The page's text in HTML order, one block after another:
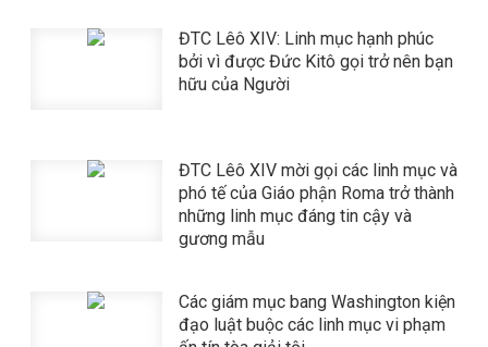
ĐTC Lêô XIV: Linh mục hạnh phúc
bởi vì được Đức Kitô gọi trở nên bạn
hữu của Người
ĐTC Lêô XIV mời gọi các linh mục và
phó tế của Giáo phận Roma trở thành
những linh mục đáng tin cậy và
gương mẫu
​​​​​​​Các giám mục bang Washington kiện
đạo luật buộc các linh mục vi phạm